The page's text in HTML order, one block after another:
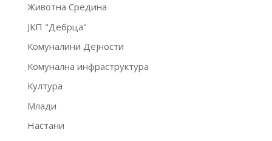
Животна Средина
ЈКП "Дебрца"
Комуналини Дејности
Комунална инфраструктура
Култура
Млади
Настани